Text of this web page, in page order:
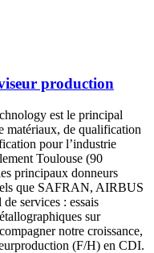
production
est le principal
matériaux, de qualification
pour l’industrie
Toulouse (90
principaux donneurs
que SAFRAN, AIRBUS
services : essais
sur
notre croissance,
(F/H) en CDI.